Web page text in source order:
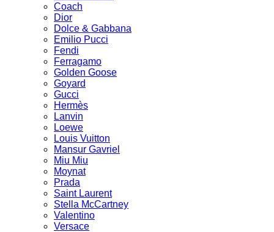
Coach
Dior
Dolce & Gabbana
Emilio Pucci
Fendi
Ferragamo
Golden Goose
Goyard
Gucci
Hermès
Lanvin
Loewe
Louis Vuitton
Mansur Gavriel
Miu Miu
Moynat
Prada
Saint Laurent
Stella McCartney
Valentino
Versace